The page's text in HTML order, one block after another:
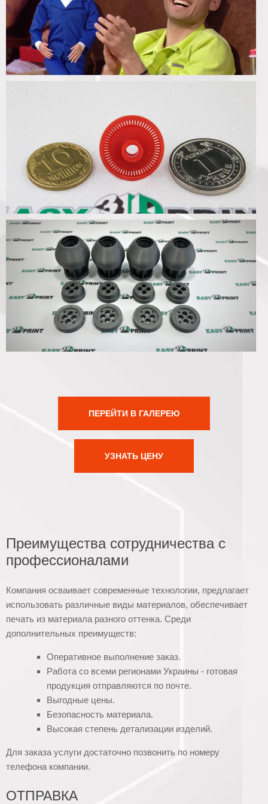
ПЕРЕЙТИ В ГАЛЕРЕЮ
УЗНАТЬ ЦЕНУ
Преимущества сотрудничества с
профессионалами
Компания осваивает современные технологии, предлагает
использовать различные виды материалов, обеспечивает
печать из материала разного оттенка. Среди
дополнительных преимуществ:
Оперативное выполнение заказ.
Работа со всеми регионами Украины - готовая
продукция отправляются по почте.
Выгодные цены.
Безопасность материала.
Высокая степень детализации изделий.
Для заказа услуги достаточно позвонить по номеру
телефона компании.
ОТПРАВКА